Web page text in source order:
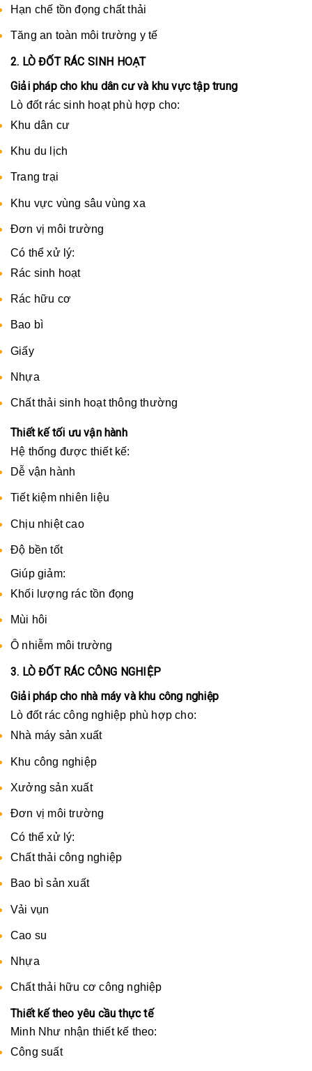
Hạn chế tồn đọng chất thải
Tăng an toàn môi trường y tế
2. LÒ ĐỐT RÁC SINH HOẠT
Giải pháp cho khu dân cư và khu vực tập trung
Lò đốt rác sinh hoạt phù hợp cho:
Khu dân cư
Khu du lịch
Trang trại
Khu vực vùng sâu vùng xa
Đơn vị môi trường
Có thể xử lý:
Rác sinh hoạt
Rác hữu cơ
Bao bì
Giấy
Nhựa
Chất thải sinh hoạt thông thường
Thiết kế tối ưu vận hành
Hệ thống được thiết kế:
Dễ vận hành
Tiết kiệm nhiên liệu
Chịu nhiệt cao
Độ bền tốt
Giúp giảm:
Khối lượng rác tồn đọng
Mùi hôi
Ô nhiễm môi trường
3. LÒ ĐỐT RÁC CÔNG NGHIỆP
Giải pháp cho nhà máy và khu công nghiệp
Lò đốt rác công nghiệp phù hợp cho:
Nhà máy sản xuất
Khu công nghiệp
Xưởng sản xuất
Đơn vị môi trường
Có thể xử lý:
Chất thải công nghiệp
Bao bì sản xuất
Vải vụn
Cao su
Nhựa
Chất thải hữu cơ công nghiệp
Thiết kế theo yêu cầu thực tế
Minh Như nhận thiết kế theo:
Công suất